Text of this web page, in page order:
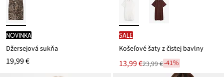
novinka
Džersejová sukňa
19,99 €
SALE
Košeľové šaty z čistej bavlny
Nová
cena
13,99 €
Zľava 23,99 €-41%